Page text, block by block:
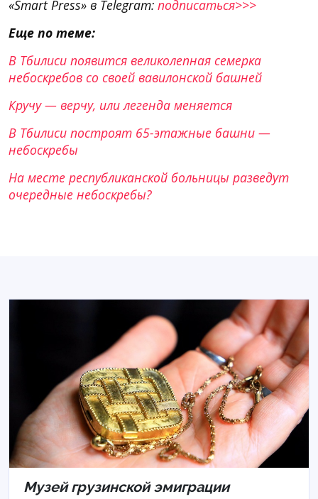
«Smart Press» в Telegram: подписаться>>>
Еще по теме:
В Тбилиси появится великолепная семерка
небоскребов со своей вавилонской башней
Кручу — верчу, или легенда меняется
В Тбилиси построят 65-этажные башни —
небоскребы
На месте республиканской больницы разведут
очередные небоскребы?
Музей грузинской эмиграции